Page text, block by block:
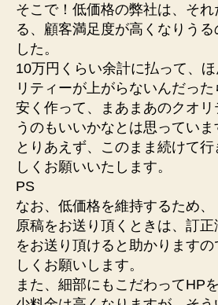
そこで！低価格の弊社は、そ
る、顧客満足度が高くなりうる
した。
10万円くらい余計に払って、
リティーが上がらないんだっ
安く作って、まあまあのクオ
うのもいいかなとは思っていま
とりあえず、このまま続けて
しくお願いいたします。
PS
なお、低価格を維持するため、
原稿をお送り頂くときは、訂
をお送り頂けると助かります
しくお願いします。
また、細部にもこだわってHP